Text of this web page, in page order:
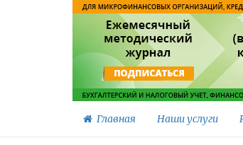
Главная Наши услуги